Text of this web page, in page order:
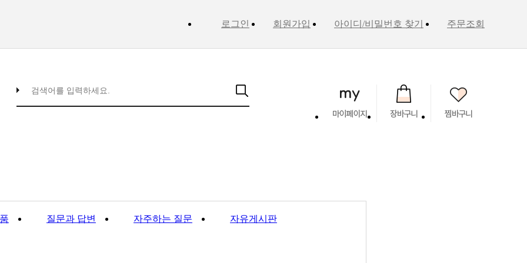
로그인 회원가입 아이디/비밀번호 찾기 주문조회
질문과 답변 자주하는 질문 자유게시판